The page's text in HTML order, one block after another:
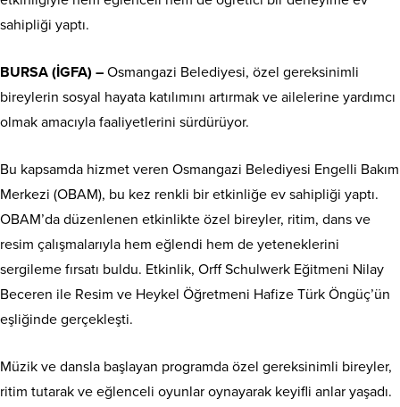
sahipliği yaptı.
BURSA (İGFA) – Osmangazi Belediyesi, özel gereksinimli
bireylerin sosyal hayata katılımını artırmak ve ailelerine yardımcı
olmak amacıyla faaliyetlerini sürdürüyor.
Bu kapsamda hizmet veren Osmangazi Belediyesi Engelli Bakım
Merkezi (OBAM), bu kez renkli bir etkinliğe ev sahipliği yaptı.
OBAM’da düzenlenen etkinlikte özel bireyler, ritim, dans ve
resim çalışmalarıyla hem eğlendi hem de yeteneklerini
sergileme fırsatı buldu. Etkinlik, Orff Schulwerk Eğitmeni Nilay
Beceren ile Resim ve Heykel Öğretmeni Hafize Türk Öngüç’ün
eşliğinde gerçekleşti.
Müzik ve dansla başlayan programda özel gereksinimli bireyler,
ritim tutarak ve eğlenceli oyunlar oynayarak keyifli anlar yaşadı.